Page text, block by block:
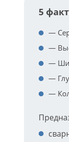
5
—
—
—
—
—